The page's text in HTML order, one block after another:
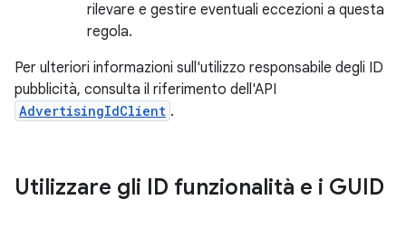
rilevare e gestire eventuali eccezioni a questa
regola.
Per ulteriori informazioni sull'utilizzo responsabile degli ID
pubblicità, consulta il riferimento dell'API
AdvertisingIdClient .
Utilizzare gli ID funzionalità e i GUID